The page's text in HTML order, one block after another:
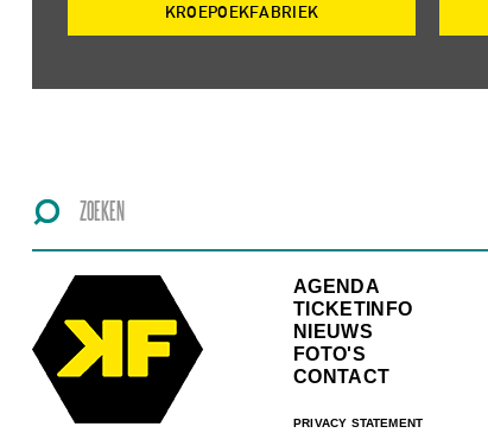
KROEPOEKFABRIEK
AGENDA
TICKETINFO
NIEUWS
FOTO'S
CONTACT
PRIVACY STATEMENT